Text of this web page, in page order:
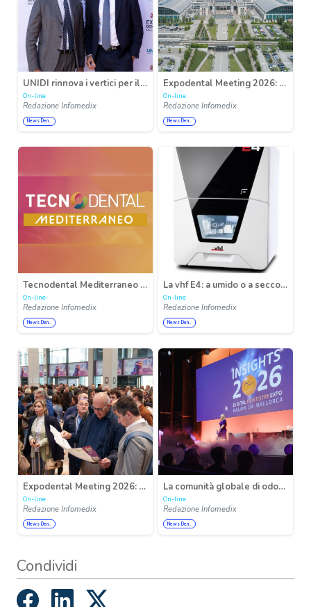
UNIDI rinnova i vertici per il biennio 2026-2028: Gianfranco Berrutti è il nuovo presidente
On-line
Redazione Infomedix
News Den..
Expodental Meeting 2026: visione strategica e internazionalizzazione della partnership UNIDI e IEG
On-line
Redazione Infomedix
News Den..
Tecnodental Mediterraneo 2026: è a Napoli dal 6 al 7 novembre, a Città della Scienza, l’appuntamento dedicato all’innovazione odontotecnica
On-line
Redazione Infomedix
News Den..
La vhf E4: a umido o a secco – lavorazione dei blocchi per tutti
On-line
Redazione Infomedix
News Den..
Expodental Meeting 2026: crescita costante, innovazione e internazionalità al centro del futuro del dentale
On-line
Redazione Infomedix
News Den..
La comunità globale di odontoiatria digitale si riunisce in occasione di Insights 2026
On-line
Redazione Infomedix
News Den..
Condividi